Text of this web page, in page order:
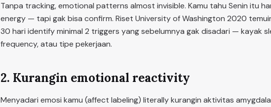
Tanpa tracking, emotional patterns almost invisible. Kamu tahu Senin itu
energy — tapi gak bisa confirm. Riset University of Washington 2020
30 hari identify minimal 2 triggers yang sebelumnya gak disadari — kayak
frequency, atau tipe pekerjaan.
2. Kurangin emotional reactivity
Menyadari emosi kamu (affect labeling) literally kurangin aktivitas